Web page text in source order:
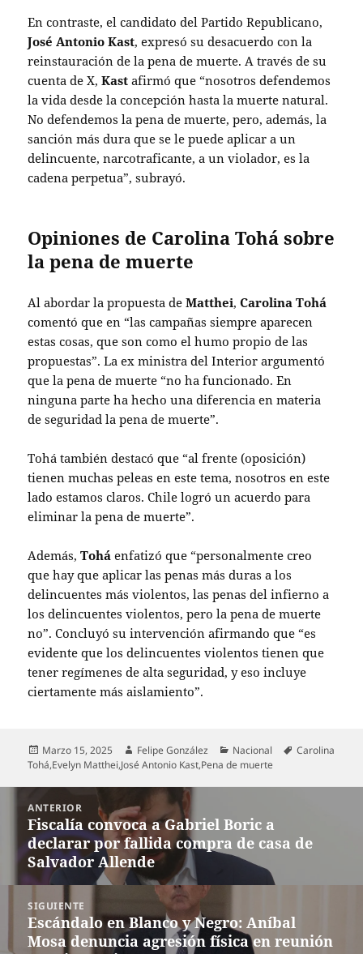
En contraste, el candidato del Partido Republicano,
José Antonio Kast, expresó su desacuerdo con la
reinstauración de la pena de muerte. A través de su
cuenta de X,Kast afirmó que “nosotros defendemos
la vida desde la concepción hasta la muerte natural.
No defendemos la pena de muerte, pero, además, la
sanción más dura que se le puede aplicar a un
delincuente, narcotraficante, a un violador, es la
cadena perpetua”, subrayó.
Opiniones de Carolina Tohá sobre
la pena de muerte
Al abordar la propuesta deMatthei,Carolina Tohá
comentó que en “las campañas siempre aparecen
estas cosas, que son como el humo propio de las
propuestas”. La ex ministra del Interior argumentó
que la pena de muerte “no ha funcionado. En
ninguna parte ha hecho una diferencia en materia
de seguridad la pena de muerte”.
Tohá también destacó que “al frente (oposición)
tienen muchas peleas en este tema, nosotros en este
lado estamos claros. Chile logró un acuerdo para
eliminar la pena de muerte”.
Además,Tohá enfatizó que “personalmente creo
que hay que aplicar las penas más duras a los
delincuentes más violentos, las penas del infierno a
los delincuentes violentos, pero la pena de muerte
no”. Concluyó su intervención afirmando que “es
evidente que los delincuentes violentos tienen que
tener regímenes de alta seguridad, y eso incluye
ciertamente más aislamiento”.
Publicado
el
Marzo 15, 2025 Autor
Felipe González Categorías
Nacional Etiquetas
Carolina
Tohá,Evelyn Matthei,José Antonio Kast,Pena de muerte
entradas
ANTERIOR
Entrada
anterior:
Fiscalía convoca a Gabriel Boric a
declarar por fallida compra de casa de
Salvador Allende
SIGUIENTE
Entrada
siguiente:
Escándalo en Blanco y Negro: Aníbal
Mosa denuncia agresión física en reunión